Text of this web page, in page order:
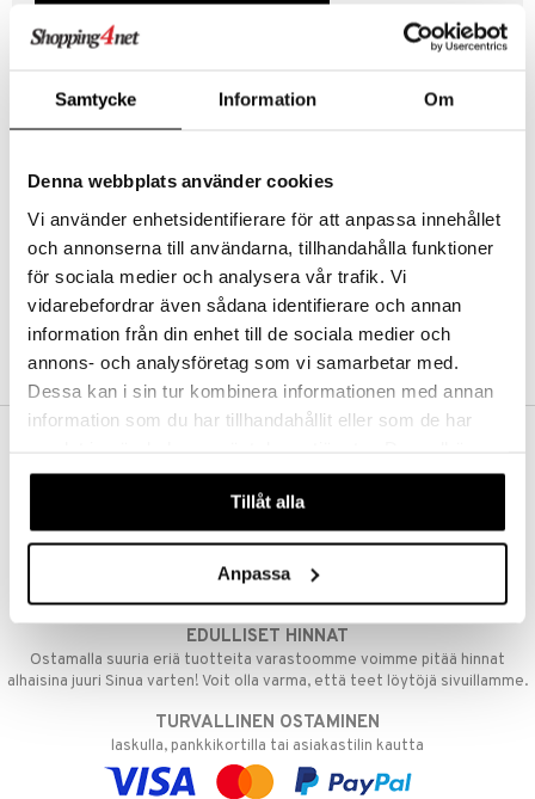
Samtycke Information Om
Denna webbplats använder cookies
Vi använder enhetsidentifierare för att anpassa innehållet
och annonserna till användarna, tillhandahålla funktioner
för sociala medier och analysera vår trafik. Vi
vidarebefordrar även sådana identifierare och annan
information från din enhet till de sociala medier och
annons- och analysföretag som vi samarbetar med.
Dessa kan i sin tur kombinera informationen med annan
information som du har tillhandahållit eller som de har
våra cookies vid fortsatt användande av vår webbplats.
Tillåt alla
Anpassa
Luo uusi asiakas
Hyviä tarjouksia
Kestotilaus
Arvostele tuotteita
Toivelistat
LUO ASIAKAS
Aina maksuton vaihtoehto, huolimatta siitä ostatko yksittäisen
tuotteen tai koko tilauksellesi joka ylittää 50 €.
NOPEAT TOIMITUKSET
Ennen kello 13.00 tehdyt tilaukset lähetetään normaalisti samana
EDULLISET HINNAT
Ostamalla suuria eriä tuotteita varastoomme voimme pitää hinnat
alhaisina juuri Sinua varten! Voit olla varma, että teet löytöjä sivuillamme.
TURVALLINEN OSTAMINEN
laskulla, pankkikortilla tai asiakastilin kautta